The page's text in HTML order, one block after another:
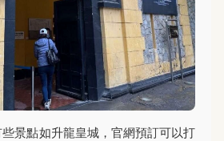
景點如升龍皇城，官網預訂可以打